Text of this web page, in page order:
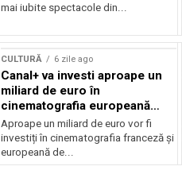
mai iubite spectacole din...
CULTURĂ 6 zile ago
Canal+ va investi aproape un
miliard de euro în
cinematografia europeană
până în 2032
Aproape un miliard de euro vor fi
investiți în cinematografia franceză și
europeană de...